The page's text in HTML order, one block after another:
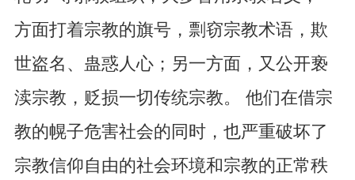
方面打着宗教的旗号，剽窃宗教术语，欺
世盗名、蛊惑人心；另一方面，又公开亵
渎宗教，贬损一切传统宗教。 他们在借宗
教的幌子危害社会的同时，也严重破坏了
宗教信仰自由的社会环境和宗教的正常秩